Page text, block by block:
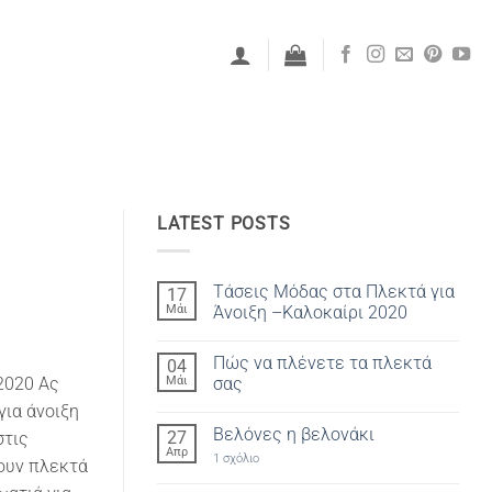
Ας
άνοιξη
πλεκτά
LATEST POSTS
17
Μάι
Τάσεις Μόδας στα Πλεκτά για
Άνοιξη –Καλοκαίρι 2020
σχόλια
στο
Τάσεις
Πλεκτά
Άνοιξη
04
Μάι
Πώς να πλένετε τα πλεκτά
σας
σχόλια
Πώς
27
Απρ
Βελόνες η βελονάκι
1 σχόλιοστο